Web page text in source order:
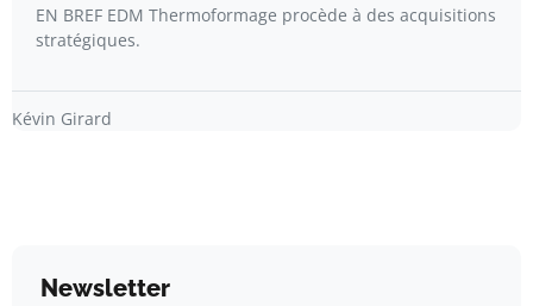
EN BREF EDM Thermoformage procède à des acquisitions
stratégiques.
Kévin Girard
Newsletter